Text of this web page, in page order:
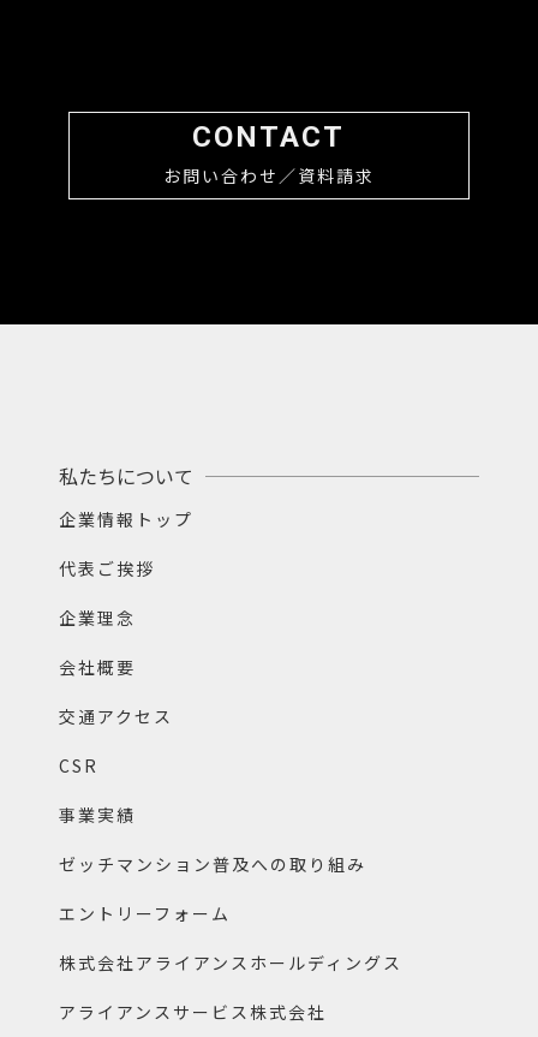
CONTACT
お問い合わせ／資料請求
私たちについて
企業情報トップ
代表ご挨拶
企業理念
会社概要
交通アクセス
CSR
事業実績
ゼッチマンション普及への取り組み
エントリーフォーム
株式会社アライアンスホールディングス
アライアンスサービス株式会社